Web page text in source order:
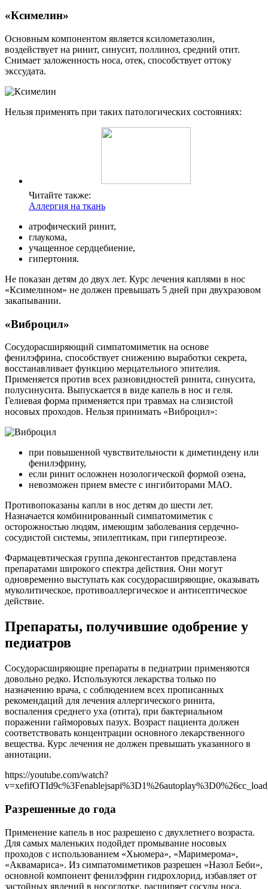
«Ксимелин»
Основным компонентом является ксилометазолин,
воздействует на ринит, синусит, поллиноз, средний отит.
Снимает заложенность носа, отек, способствует оттоку
экссудата.
Нельзя применять при таких патологических состояниях:
Читайте также:
Аллергия на ткань
атрофический ринит,
глаукома,
учащенное сердцебиение,
гипертония.
Не показан детям до двух лет. Курс лечения каплями в нос
«Ксимелином» не должен превышать 5 дней при двухразовом
закапывании.
«Виброцил»
Сосудорасширяющий симпатомиметик на основе
фенилэфрина, способствует снижению выработки секрета,
восстанавливает функцию мерцательного эпителия.
Применяется против всех разновидностей ринита, синусита,
полусинусита. Выпускается в виде капель в нос и геля.
Гелиевая форма применяется при травмах на слизистой
носовых проходов. Нельзя принимать «Виброцил»:
при повышенной чувствительности к диметиндену или
фенилэфрину,
если ринит осложнен нозологической формой озена,
невозможен прием вместе с ингибиторами МАО.
Противопоказаны капли в нос детям до шести лет.
Назначается комбинированный симпатомиметик с
осторожностью людям, имеющим заболевания сердечно-
сосудистой системы, эпилептикам, при гипертиреозе.
Фармацевтическая группа деконгестантов представлена
препаратами широкого спектра действия. Они могут
одновременно выступать как сосудорасширяющие, оказывать
муколитическое, противоаллергическое и антисептическое
действие.
Препараты, получившие одобрение у
педиатров
Сосудорасширяющие препараты в педиатрии применяются
довольно редко. Используются лекарства только по
назначению врача, с соблюдением всех прописанных
рекомендаций для лечения аллергического ринита,
воспаления среднего уха (отита), при бактериальном
поражении гайморовых пазух. Возраст пациента должен
соответствовать концентрации основного лекарственного
вещества. Курс лечения не должен превышать указанного в
аннотации.
https://youtube.com/watch?
Разрешенные до года
Применение капель в нос разрешено с двухлетнего возраста.
Для самых маленьких подойдет промывание носовых
проходов с использованием «Хьюмера», «Маримерома»,
«Аквамариса». Из симпатомиметиков разрешен «Назол Беби»,
основной компонент фенилэфрин гидрохлорид, избавляет от
застойных явлений в носоглотке, расширяет сосуды носа,